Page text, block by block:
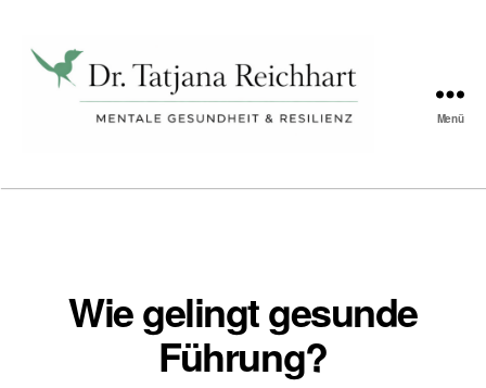
Reichhart
Menü
Schlagwort: Burnoutprävention
Wie gelingt gesunde
Führung?